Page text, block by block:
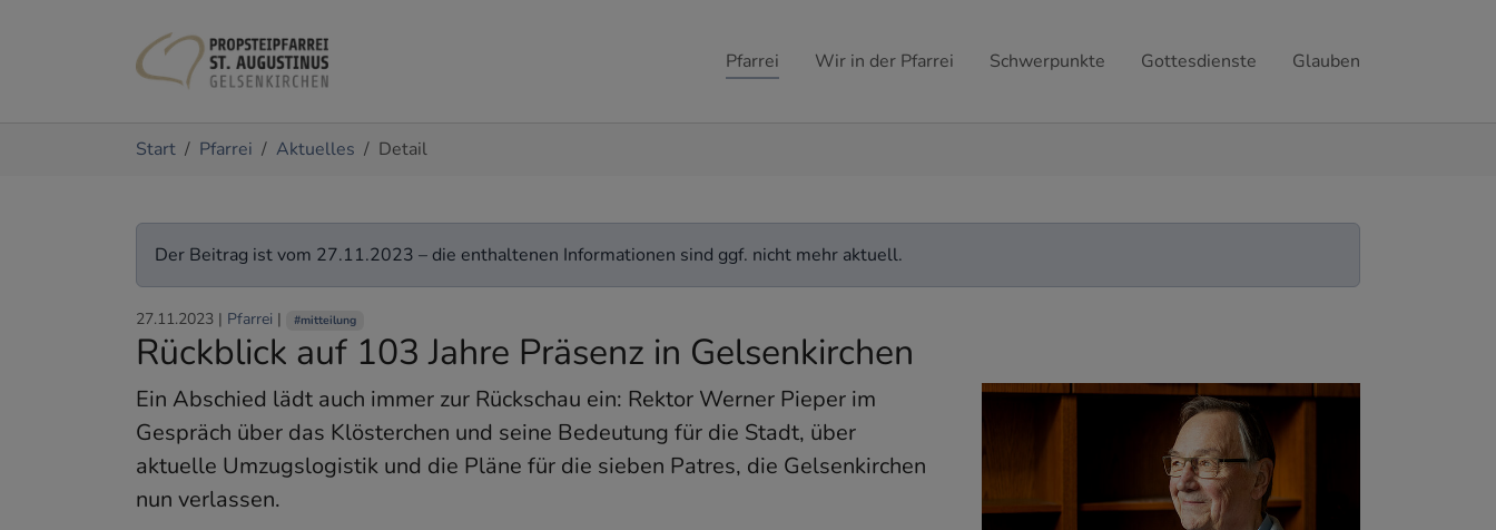
Pfarrei Wir in der Pfarrei Schwerpunkte Gottesdienste Glauben
Start Pfarrei Aktuelles Detail
Der Beitrag ist vom 27.11.2023 – die enthaltenen Informationen sind ggf. nicht mehr aktuell.
27.11.2023 | Pfarrei | #mitteilung
Rückblick auf 103 Jahre Präsenz in Gelsenkirchen
Ein Abschied lädt auch immer zur Rückschau ein: Rektor Werner Pieper im
Gespräch über das Klösterchen und seine Bedeutung für die Stadt, über
aktuelle Umzugslogistik und die Pläne für die sieben Patres, die Gelsenkirchen
nun verlassen.